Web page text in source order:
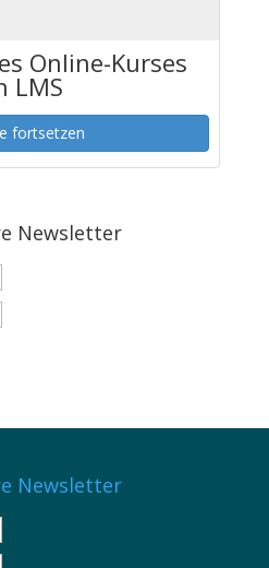
Online-Kurses
LMS
fortsetzen
Newsletter
Newsletter